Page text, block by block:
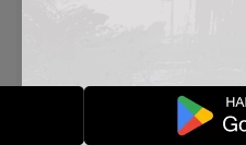
17-09-2020